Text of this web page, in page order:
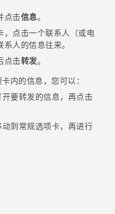
点击信息。
，点击一个联系人（或电
人的信息往来。
点击转发。
内的信息，您可以：
要转发的信息，再点击
到常规选项卡，再进行